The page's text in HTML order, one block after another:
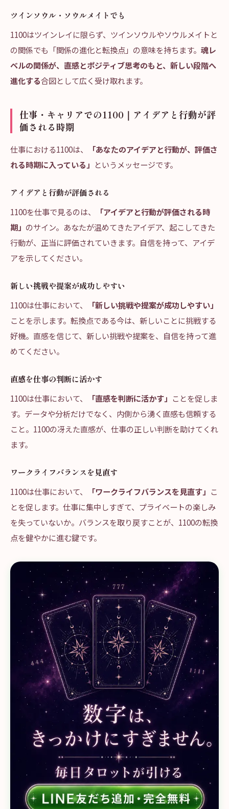
ツインソウル・ソウルメイトでも
1100はツインレイに限らず、ツインソウルやソウルメイトと
の関係でも「関係の進化と転換点」の意味を持ちます。 魂レ
ベルの関係が、直感とポジティブ思考のもと、新しい段階へ
進化する合図として広く受け取れます。
仕事・キャリアでの1100｜アイデアと行動が評
価される時期
仕事における1100は、
「あなたのアイデアと行動が、評価さ
れる時期に入っている」 というメッセージです。
アイデアと行動が評価される
1100を仕事で見るのは、
「アイデアと行動が評価される時
期」 のサイン。あなたが温めてきたアイデア、起こしてきた
行動が、正当に評価されていきます。自信を持って、アイデ
アを示してください。
新しい挑戦や提案が成功しやすい
1100は仕事において、
「新しい挑戦や提案が成功しやすい」
ことを示します。転換点である今は、新しいことに挑戦する
好機。直感を信じて、新しい挑戦や提案を、自信を持って進
めてください。
直感を仕事の判断に活かす
1100は仕事において、
「直感を判断に活かす」 ことを促しま
す。データや分析だけでなく、内側から湧く直感も信頼する
こと。1100の冴えた直感が、仕事の正しい判断を助けてくれ
ます。
ワークライフバランスを見直す
1100は仕事において、
「ワークライフバランスを見直す」 こ
とを促します。仕事に集中しすぎて、プライベートの楽しみ
を失っていないか。バランスを取り戻すことが、1100の転換
点を健やかに進む鍵です。